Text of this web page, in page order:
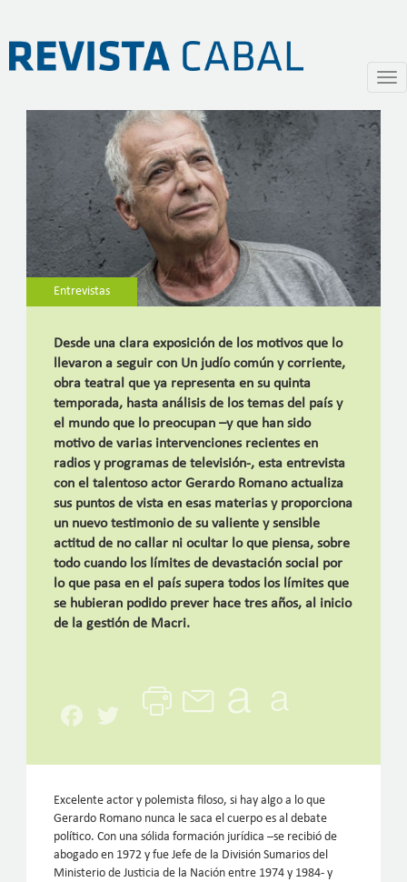
Pasar
contenido
principal
Entrevista a Gerardo Romano
Entrevistas
Desde una clara exposición de los motivos que lo
llevaron a seguir con Un judío común y corriente,
obra teatral que ya representa en su quinta
temporada, hasta análisis de los temas del país y
el mundo que lo preocupan –y que han sido
motivo de varias intervenciones recientes en
radios y programas de televisión-, esta entrevista
con el talentoso actor Gerardo Romano actualiza
sus puntos de vista en esas materias y proporciona
un nuevo testimonio de su valiente y sensible
actitud de no callar ni ocultar lo que piensa, sobre
todo cuando los límites de devastación social por
lo que pasa en el país supera todos los límites que
se hubieran podido prever hace tres años, al inicio
de la gestión de Macri.
Facebook
Twitter
Excelente actor y polemista filoso, si hay algo a lo que
Gerardo Romano nunca le saca el cuerpo es al debate
político. Con una sólida formación jurídica –se recibió de
abogado en 1972 y fue Jefe de la División Sumarios del
Ministerio de Justicia de la Nación entre 1974 y 1984- y